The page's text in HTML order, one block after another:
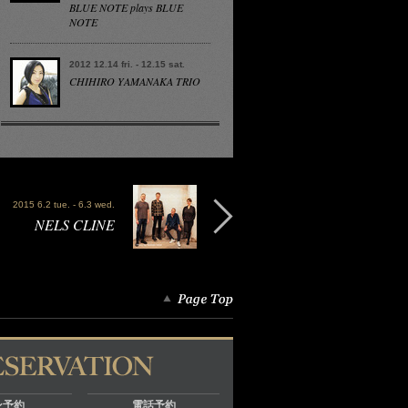
BLUE NOTE plays BLUE
NOTE
2012 12.14 fri. - 12.15 sat.
CHIHIRO YAMANAKA TRIO
2015 6.2 tue. - 6.3 wed.
NELS CLINE
予約 電話予約